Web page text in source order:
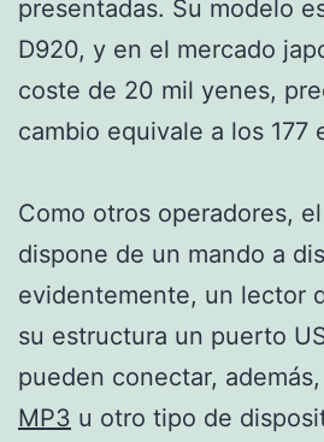
presentadas. Su modelo
D920, y en el mercado
coste de 20 mil yenes,
cambio equivale a los 177
Como otros operadores,
dispone de un mando a
evidentemente, un lector
su estructura un puerto
pueden conectar, además,
MP3 u otro tipo de